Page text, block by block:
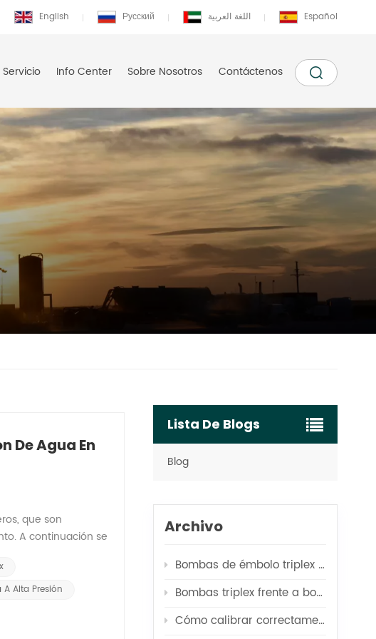
English Русский اللغة العربية Español
Servicio Info Center Sobre Nosotros Contáctenos
De Agua En
que son
A continuación se
la capacidad de
petróleo, el
inyección de agua
en el pozo
Alta Presión
Lista De Blogs
Blog
Archivo
Bombas de émbolo triplex vs. quíntuplex para ósmosis inversa
Bombas triplex frente a bombas centrífugas para aplicaciones de alimentación de calderas
Cómo calibrar correctamente su bomba de prueba de presión